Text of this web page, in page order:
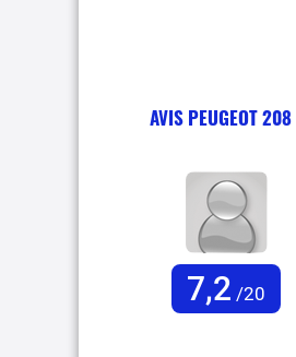
AVIS PEUGEOT 208
7,2 /20